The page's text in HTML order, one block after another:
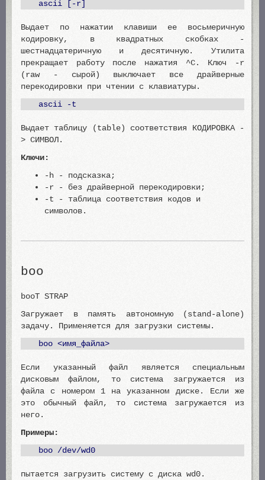
ascii [-r]
Выдает по нажатии клавиши ее восьмеричную
кодировку, в квадратных скобках -
шестнадцатеричную и десятичную. Утилита
прекращает работу после нажатия ^C. Ключ -r
(raw - сырой) выключает все драйверные
перекодировки при чтении с клавиатуры.
ascii -t
Выдает таблицу (table) соответствия КОДИРОВКА -
> СИМВОЛ.
Ключи:
-h - подсказка;
-r - без драйверной перекодировки;
-t - таблица соответствия кодов и
символов.
boo
booT STRAP
Загружает в память автономную (stand-alone)
задачу. Применяется для загрузки системы.
boo <имя_файла>
Если указанный файл является специальным
дисковым файлом, то система загружается из
файла с номером 1 на указанном диске. Если же
это обычный файл, то система загружается из
него.
Примеры:
boo /dev/wd0
пытается загрузить систему с диска wd0.